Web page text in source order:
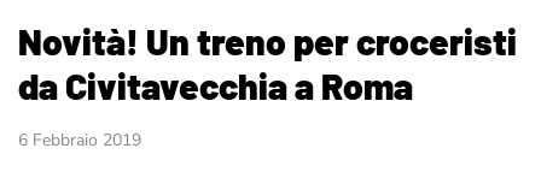
Novità! Un treno per croceristi
da Civitavecchia a Roma
6 Febbraio 2019